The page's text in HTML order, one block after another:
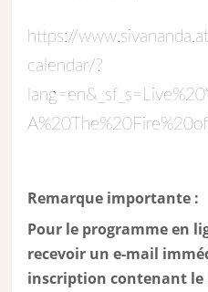
https://
calendar/?
Remarque importante :
Pour le programme en
recevoir un e-mail
inscription contenant le